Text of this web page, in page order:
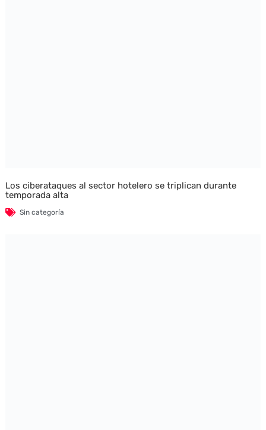
Los ciberataques al sector hotelero se triplican durante
temporada alta
Sin categoría